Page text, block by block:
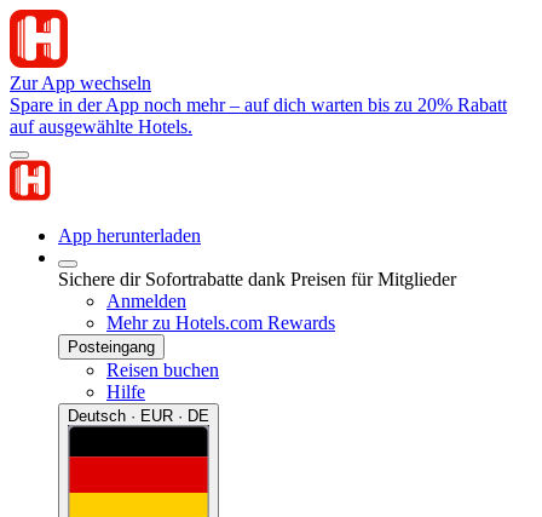
Zur App wechseln
Spare in der App noch mehr – auf dich warten bis zu 20% Rabatt
auf ausgewählte Hotels.
App herunterladen
Sichere dir Sofortrabatte dank Preisen für Mitglieder
Anmelden
Mehr zu Hotels.com Rewards
Posteingang
Reisen buchen
Hilfe
Deutsch · EUR · DE